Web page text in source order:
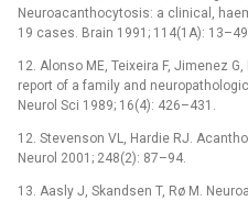
Neuroacanthocytosis: a clinical,
19 cases. Brain 1991; 114(1A):
12. Alonso ME, Teixeira F, Jimenez
report of a family and
Neurol Sci 1989; 16(4): 426–431.
12. Stevenson VL, Hardie RJ.
Neurol 2001; 248(2): 87–94.
13. Aasly J, Skandsen T, Rø M.